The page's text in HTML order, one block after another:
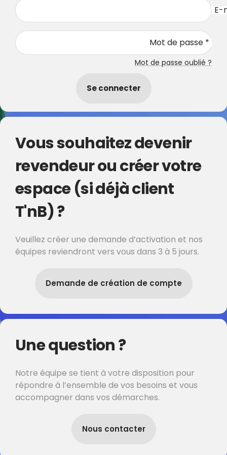
E-
Mot de passe *
Mot de passe oublié ?
Se connecter
Vous souhaitez devenir
revendeur ou créer votre
espace (si déjà client
T'nB) ?
Veuillez créer une demande d’activation et nos
équipes reviendront vers vous dans 3 à 5 jours.
Demande de création de compte
Une question ?
Notre équipe se tient à votre disposition pour
répondre à l’ensemble de vos besoins et vous
accompagner dans vos démarches.
Nous contacter